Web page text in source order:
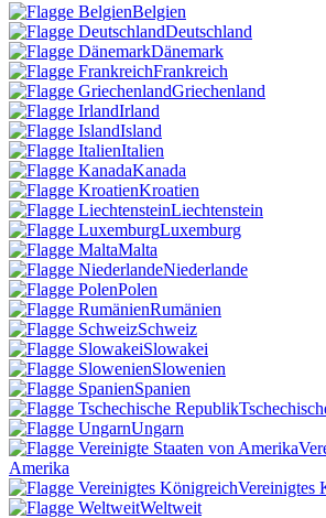
Belgien
Deutschland
Dänemark
Frankreich
Griechenland
Irland
Island
Italien
Kanada
Kroatien
Liechtenstein
Luxemburg
Malta
Niederlande
Polen
Rumänien
Schweiz
Slowakei
Slowenien
Spanien
Ungarn
Amerika
Vereinigtes
Weltweit